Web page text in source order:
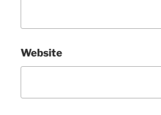
Website